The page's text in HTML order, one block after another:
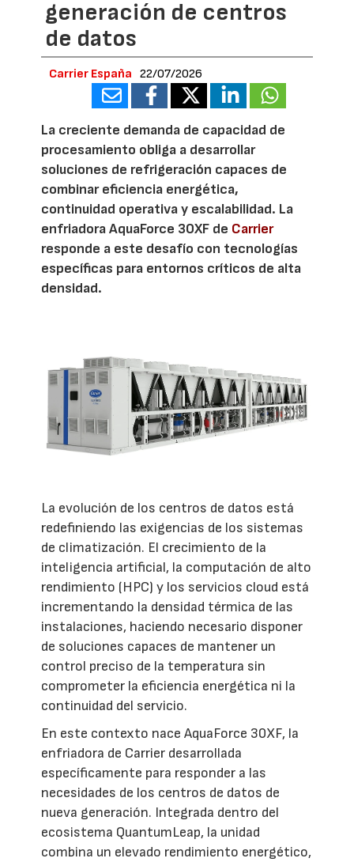
generación de centros
de datos
Carrier España 22/07/2026
La creciente demanda de capacidad de
procesamiento obliga a desarrollar
soluciones de refrigeración capaces de
combinar eficiencia energética,
continuidad operativa y escalabilidad. La
enfriadora AquaForce 30XF de Carrier
responde a este desafío con tecnologías
específicas para entornos críticos de alta
densidad.
La evolución de los centros de datos está
redefiniendo las exigencias de los sistemas
de climatización. El crecimiento de la
inteligencia artificial, la computación de alto
rendimiento (HPC) y los servicios cloud está
incrementando la densidad térmica de las
instalaciones, haciendo necesario disponer
de soluciones capaces de mantener un
control preciso de la temperatura sin
comprometer la eficiencia energética ni la
continuidad del servicio.
En este contexto nace AquaForce 30XF, la
enfriadora de Carrier desarrollada
específicamente para responder a las
necesidades de los centros de datos de
nueva generación. Integrada dentro del
ecosistema QuantumLeap, la unidad
combina un elevado rendimiento energético,